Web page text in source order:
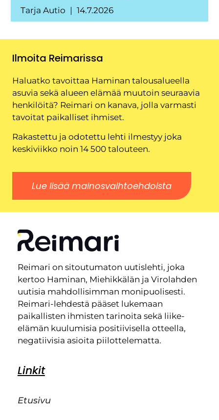
Tarja Autio 14.7.2026
Ilmoita Reimarissa
Haluatko tavoittaa Haminan talousalueella
asuvia sekä alueen elämää muutoin seuraavia
henkilöitä? Reimari on kanava, jolla varmasti
tavoitat paikalliset ihmiset.
Rakastettu ja odotettu lehti ilmestyy joka
keskiviikko noin 14 500 talouteen.
Lue lisää mainosvaihtoehdoista
Reimari on sitoutumaton uutislehti, joka
kertoo Haminan, Miehikkälän ja Virolahden
uutisia mahdollisimman monipuolisesti.
Reimari-lehdestä pääset lukemaan
paikallisten ihmisten tarinoita sekä liike-
elämän kuulumisia positiivisella otteella,
negatiivisia asioita piilottelematta.
Linkit
Etusivu